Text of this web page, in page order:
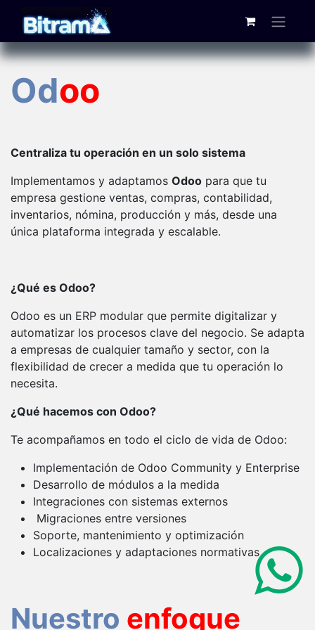
Odoo
Centraliza tu operación en un solo sistema
Implementamos y adaptamos Odoo para que tu
empresa gestione ventas, compras, contabilidad,
inventarios, nómina, producción y más, desde una
única plataforma integrada y escalable.
¿Qué es Odoo?
Odoo es un ERP modular que permite digitalizar y
automatizar los procesos clave del negocio. Se adapta
a empresas de cualquier tamaño y sector, con la
flexibilidad de crecer a medida que tu operación lo
necesita.
¿Qué hacemos con Odoo?
Te acompañamos en todo el ciclo de vida de Odoo:
Implementación de Odoo Community y Enterprise
Desarrollo de módulos a la medida
Integraciones con sistemas externos
Migraciones entre versiones
Soporte, mantenimiento y optimización
Localizaciones y adaptaciones normativas
Nuestro enfoque